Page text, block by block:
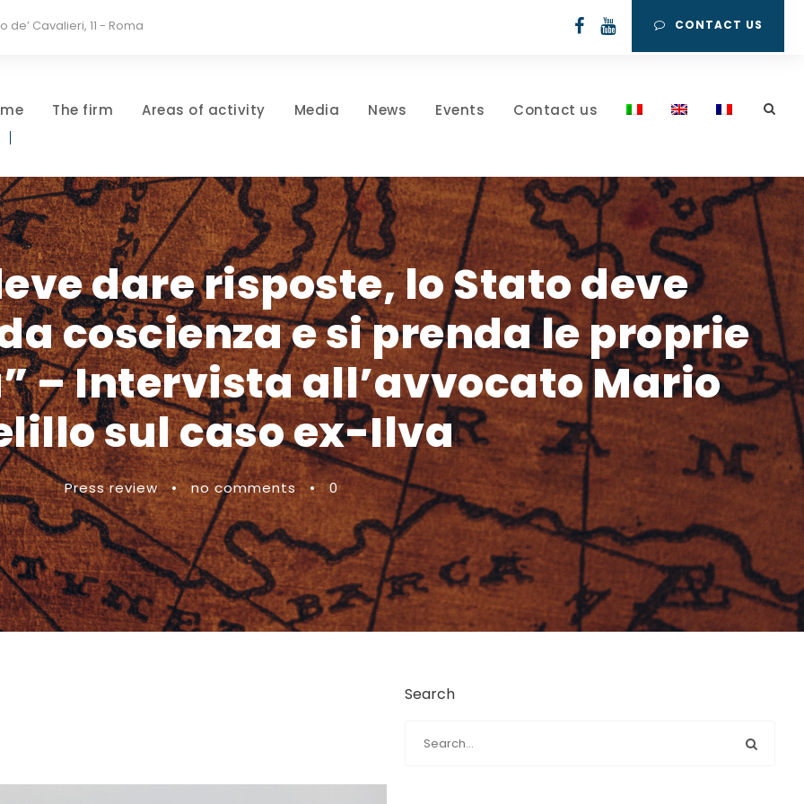
de’ Cavalieri, 11 - Roma CONTACT US
The firm Areas of activity Media News Events Contact us
dare risposte, lo Stato deve
coscienza e si prenda le proprie
– Intervista all’avvocato Mario
sul caso ex-Ilva
Press review • no comments • 0
Search